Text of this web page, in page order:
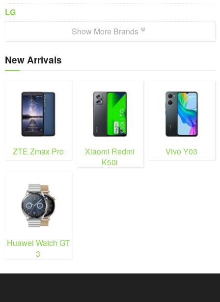
LG
Show More Brands
New Arrivals
ZTE Zmax Pro
Xiaomi Redmi
K50i
Vivo Y03
Huawei Watch GT
3